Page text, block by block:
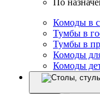
По
Комоды в
Тумбы в
Тумбы в
Комоды
Комоды